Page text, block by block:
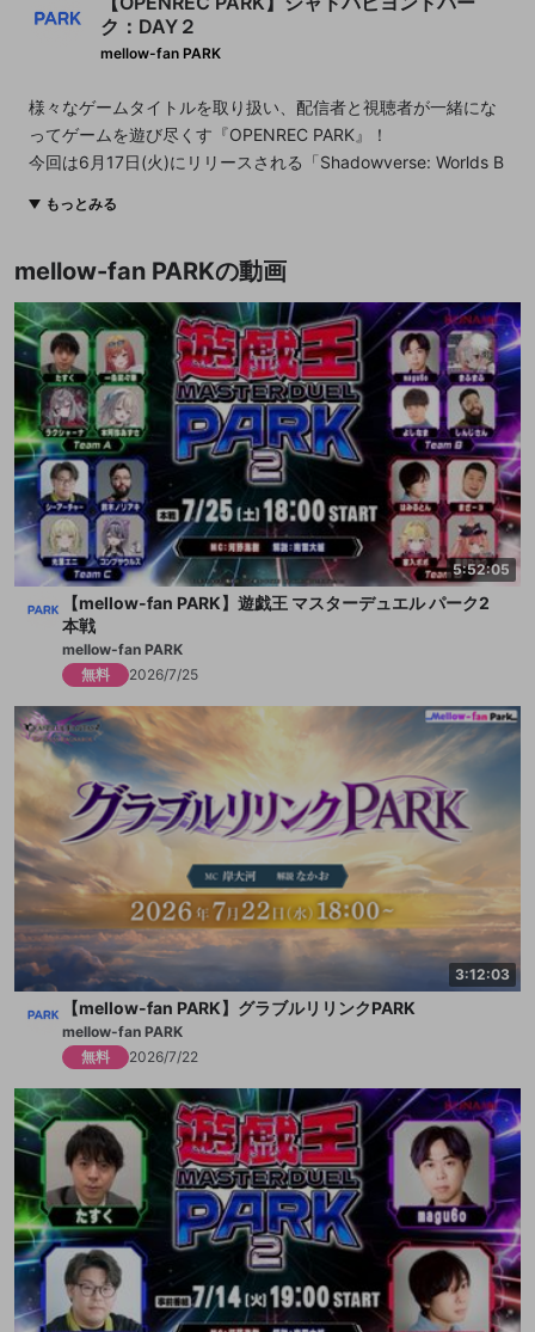
ク：DAY２
mellow-fan PARK
様々なゲームタイトルを取り扱い、配信者と視聴者が一緒にな
ってゲームを遊び尽くす『OPENREC PARK』！
今回は6月17日(火)にリリースされる「Shadowverse: Worlds B
人気ストリーマー達が新作シャドウバースをプレイ🎮
●放送日時
6/21(土)/6/22(日) 19:00START
DAY1： https://openrec.tv/live/2k8m49vp086
DAY2：https://openrec.tv/live/mlrle1vn18g
●【MC・実況解説】 ※敬称略
もこう/みゃこ/OooDa
●【オンライン出場者 】※敬称略
赤見かるび
あっさりしょこ
ありけん
AlphaAzur
けんき
ごっちゃん@マイキー
18号
しろせんせー
しんじさん
そらる
たいじ
蛇足
天硝路ろまん
ととみっくす
ニキ
猫麦とろろ
バトラ
柊ツルギ
布団ちゃん
Francisco
まざー3
まひとくん。
misaco
yunocy
ゆゆうた
夜よいち
ライト
もっとみる
mellow-fan PARKの動画
5:52:05
【mellow-fan PARK】遊戯王 マスターデュエル パーク2
本戦
mellow-fan PARK
無料
2026/7/25
3:12:03
【mellow-fan PARK】グラブルリリンクPARK
mellow-fan PARK
無料
2026/7/22